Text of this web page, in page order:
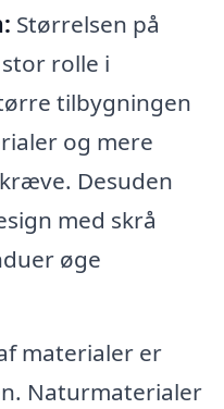
Størrelsen på
rolle i
tilbygningen
og mere
Desuden
med skrå
øge
materialer er
Naturmaterialer